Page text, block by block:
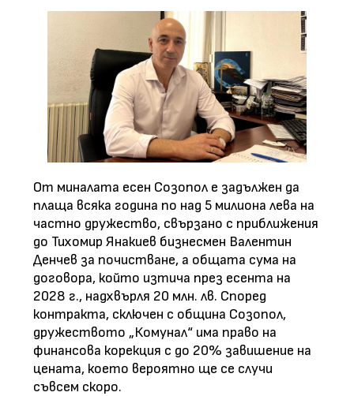
От миналата есен Созопол е задължен да
плаща всяка година по над 5 милиона лева на
частно дружество, свързано с приближения
до Тихомир Янакиев бизнесмен Валентин
Денчев за почистване, а общата сума на
договора, който изтича през есента на
2028 г., надхвърля 20 млн. лв. Според
контракта, сключен с община Созопол,
дружеството „Комунал“ има право на
финансова корекция с до 20% завишение на
цената, което вероятно ще се случи
съвсем скоро.